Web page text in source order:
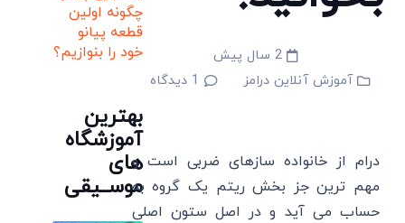
2 سال پیش
آموزش آنلاین درامز
1 دیدگاه
درام از خانواده سازهای ضربی است و
مهم ترین جز بخش ریتم یک گروه به
حساب می آید و در اصل ستون اصلی
چگونه اولین
قطعه پیانو
خود را بنوازیم؟
بهترین
آموزشگاه
های
موســیقی